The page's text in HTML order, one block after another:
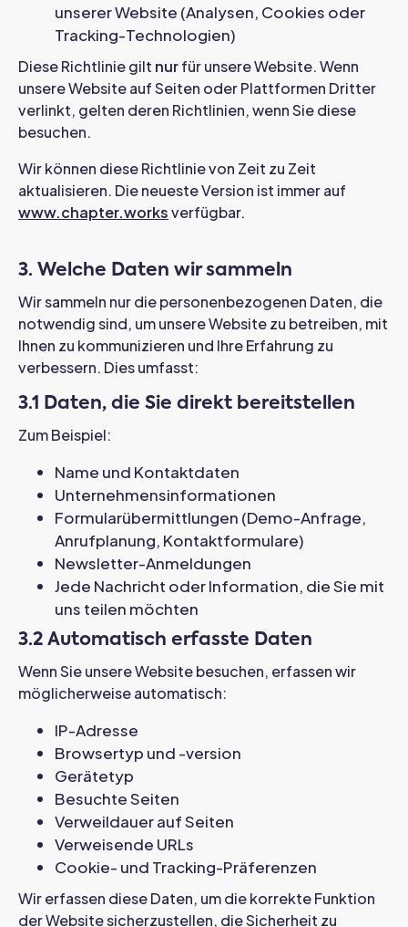
unserer Website (Analysen, Cookies oder
Tracking-Technologien)
Diese Richtlinie gilt nurfür unsere Website. Wenn
unsere Website auf Seiten oder Plattformen Dritter
verlinkt, gelten deren Richtlinien, wenn Sie diese
besuchen.
Wir können diese Richtlinie von Zeit zu Zeit
aktualisieren. Die neueste Version ist immer auf
www.chapter.worksverfügbar.
3. Welche Daten wir sammeln
Wir sammeln nur die personenbezogenen Daten, die
notwendig sind, um unsere Website zu betreiben, mit
Ihnen zu kommunizieren und Ihre Erfahrung zu
verbessern. Dies umfasst:
3.1 Daten, die Sie direkt bereitstellen
Zum Beispiel:
Name und Kontaktdaten
Unternehmensinformationen
Formularübermittlungen (Demo-Anfrage,
Anrufplanung, Kontaktformulare)
Newsletter-Anmeldungen
Jede Nachricht oder Information, die Sie mit
uns teilen möchten
3.2 Automatisch erfasste Daten
Wenn Sie unsere Website besuchen, erfassen wir
möglicherweise automatisch:
IP-Adresse
Browsertyp und -version
Gerätetyp
Besuchte Seiten
Verweildauer auf Seiten
Verweisende URLs
Cookie- und Tracking-Präferenzen
Wir erfassen diese Daten, um die korrekte Funktion
der Website sicherzustellen, die Sicherheit zu